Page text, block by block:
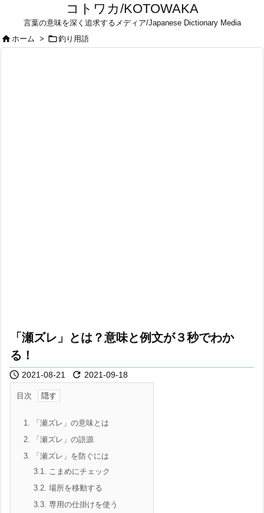
コトワカ/KOTOWAKA
言葉の意味を深く追求するメディア/Japanese Dictionary Media
ホーム > 釣り用語
「瀬ズレ」とは？意味と例文が３秒でわか
る！
 2021-08-21  2021-09-18
目次
1. 「瀬ズレ」の意味とは
2. 「瀬ズレ」の語源
3. 「瀬ズレ」を防ぐには
3.1. こまめにチェック
3.2. 場所を移動する
3.3. 専用の仕掛けを使う